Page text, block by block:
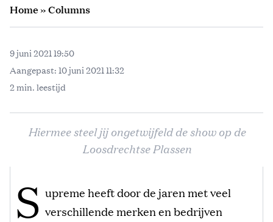
Home»Columns
9 juni 2021 19:50
Aangepast: 10 juni 2021 11:32
2 min. leestijd
Hiermee steel jij ongetwijfeld de show op de
Loosdrechtse Plassen
S upreme heeft door de jaren met veel
verschillende merken en bedrijven